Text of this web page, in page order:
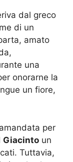
dal greco
di un
amato
una
onorarne la
un fiore,
per
Giacinto un
Tuttavia,